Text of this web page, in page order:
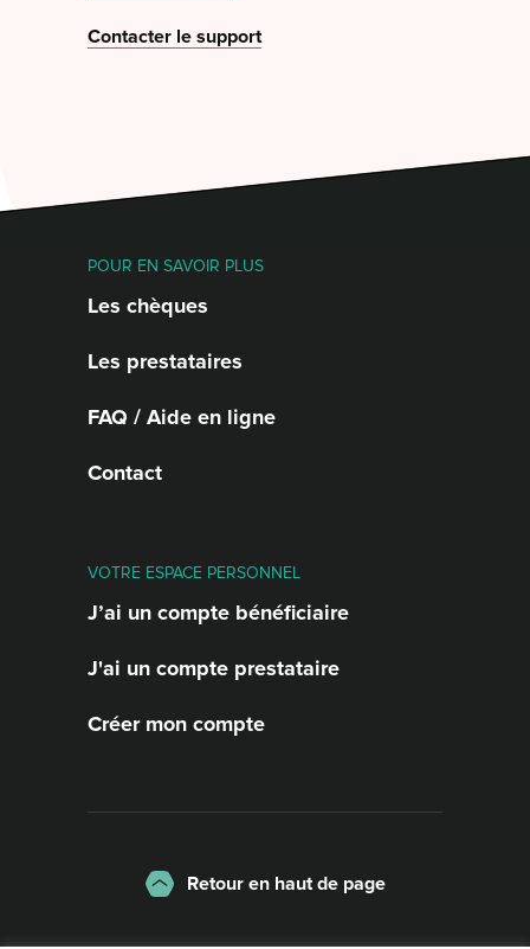
Contacter le support
POUR EN SAVOIR PLUS
Les chèques
Les prestataires
FAQ / Aide en ligne
Contact
VOTRE ESPACE PERSONNEL
J’ai un compte bénéficiaire
J'ai un compte prestataire
Créer mon compte
Retour en haut de page